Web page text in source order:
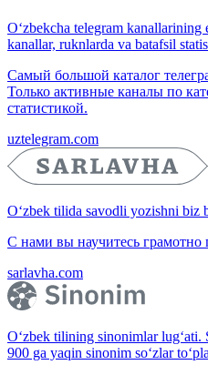
O‘zbekcha telegram
kanallar, ruknlarda va batafsil
Самый большой каталог
Только активные каналы по
статистикой.
uztelegram.com
O‘zbek tilida savodli yozishni biz
С нами вы научитесь грамотно
sarlavha.com
O‘zbek tilining sinonimlar lug‘ati.
900 ga yaqin sinonim so‘zlar